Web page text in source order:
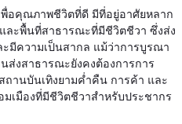
พื่อคุณภาพชีวิตที่ดี มีที่อยู่อาศัยหลาก
ละพื้นที่สาธารณะที่มีชีวิตชีวา ซึ่งส่ง
มีความเป็นสากล แม้ว่าการบูรณา
ส่งสาธารณะยังคงต้องการการ
ถานบันเทิงยามค่ำคืน การค้า และ
เมืองที่มีชีวิตชีวาสำหรับประชากร